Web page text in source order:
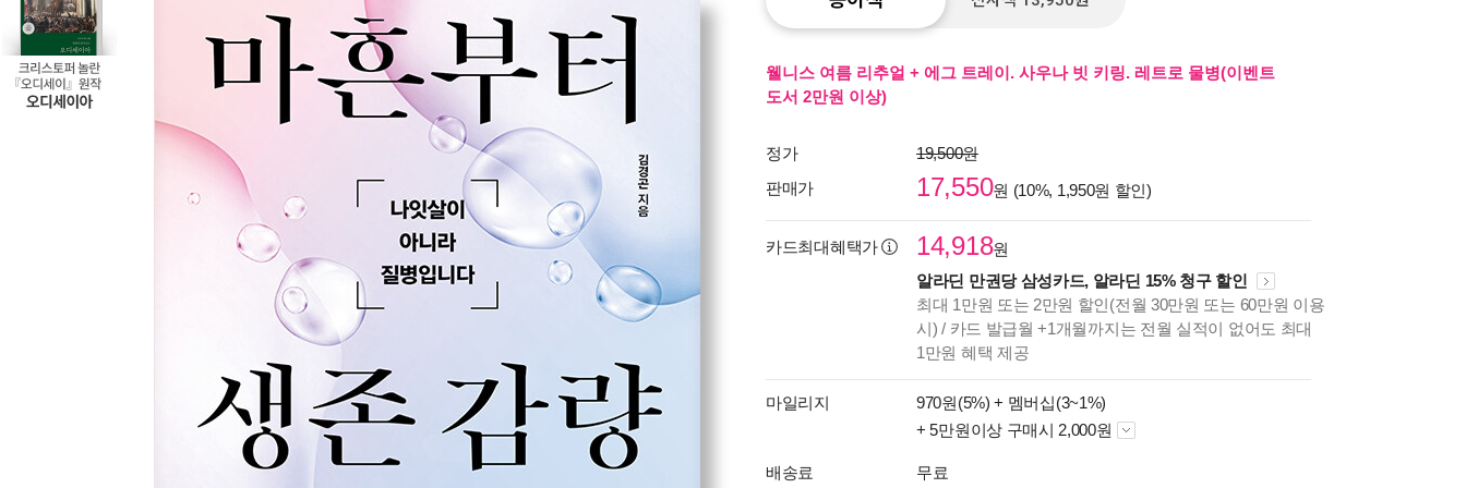
웰니스 여름 리추얼 + 에그 트레이. 사우나 빗 키링. 레트로 물병(이벤트
도서 2만원 이상)
정가
19,500원
판매가
17,550원 (10%, 1,950원 할인)
카드최대혜택가 14,918원
알라딘 만권당 삼성카드, 알라딘 15% 청구 할인
최대 1만원 또는 2만원 할인(전월 30만원 또는 60만원 이용
시) / 카드 발급월 +1개월까지는 전월 실적이 없어도 최대
1만원 혜택 제공
마일리지 970원(5%) + 멤버십(3~1%)
+ 5만원이상 구매시 2,000원
배송료 무료